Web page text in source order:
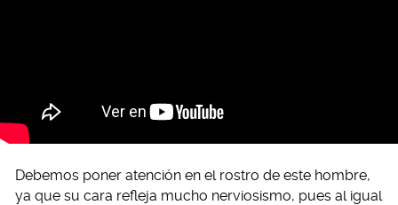
Debemos poner atención en el rostro de este hombre,
ya que su cara refleja mucho nerviosismo, pues al igual